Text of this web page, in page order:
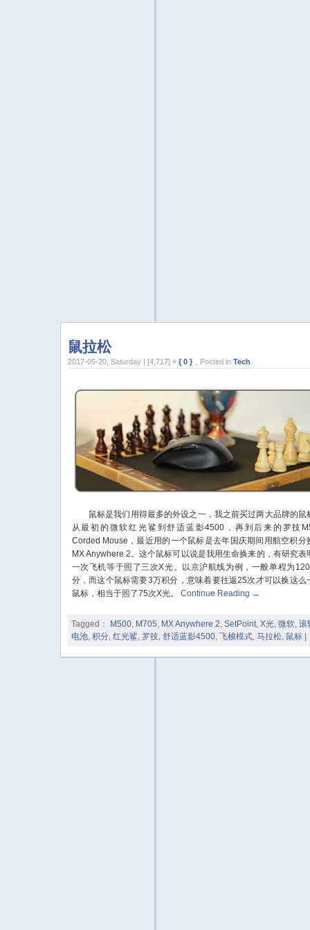
鼠拉松
2017-05-20, Saturday | [4,717] ×{ 0 } ，Posted inTech
鼠标是我们用得最多的外设之一，我之前买过两大品牌的鼠
从最初的微软红光鲨到舒适蓝影4500，再到后来的罗技
Corded Mouse，最近用的一个鼠标是去年国庆期间用航空积分
MX Anywhere 2。这个鼠标可以说是我用生命换来的，有研究表
一次飞机等于照了三次X光。以京沪航线为例，一般单程为
分，而这个鼠标需要3万积分，意味着要往返25次才可以换这么
鼠标，相当于照了75次X光。
Continue Reading →
Tagged： M500 M705 MX Anywhere 2 ,SetPoint ,X光 ,微软 ,滚
电池 ,积分 ,红光鲨 罗技 ,舒适蓝影4500 ,飞梭模式 ,马拉松 鼠标 |